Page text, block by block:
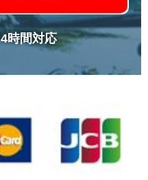
時間対応